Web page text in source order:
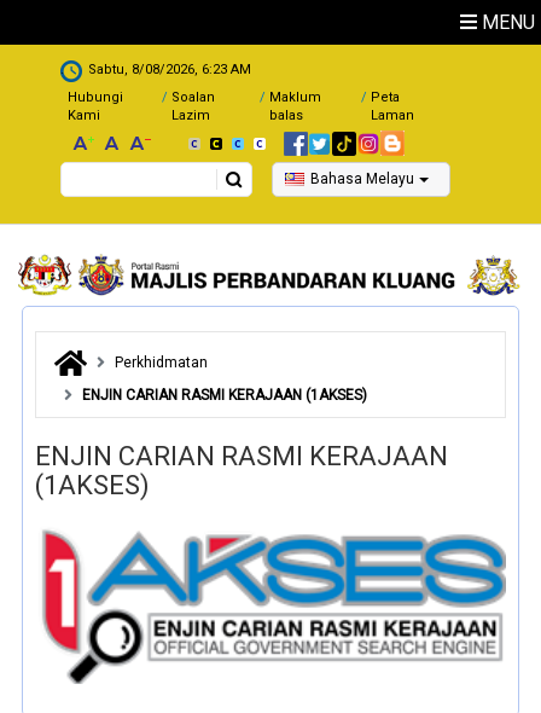
MENU
.
Sabtu, 8/08/2026, 6:23 AM
Hubungi
Kami
Soalan
Lazim
Maklum
balas
Peta
Laman
Search Bahasa Melayu
Perkhidmatan
ENJIN CARIAN RASMI KERAJAAN (1AKSES)
ENJIN CARIAN RASMI KERAJAAN
(1AKSES)